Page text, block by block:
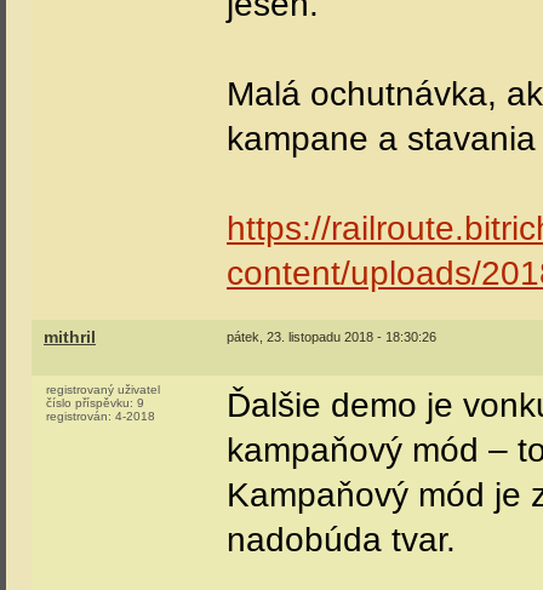
Malá ochutnávka,
kampane a
https://
content/uploads/
mithril pátek, 23. listopadu 2018 - 18:30:26
registrovaný uživatel
číslo příspěvku: 9
registrován: 4-2018
Ďalšie demo je
kampaňový mód –
Kampaňový mód je
nadobúda tvar.